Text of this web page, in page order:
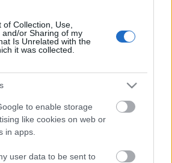
Collection, Use,
and/or Sharing of my
Is Unrelated with the
it was collected.
to enable storage
like cookies on web or
in apps.
user data to be sent to
és Grecsó Krisztián